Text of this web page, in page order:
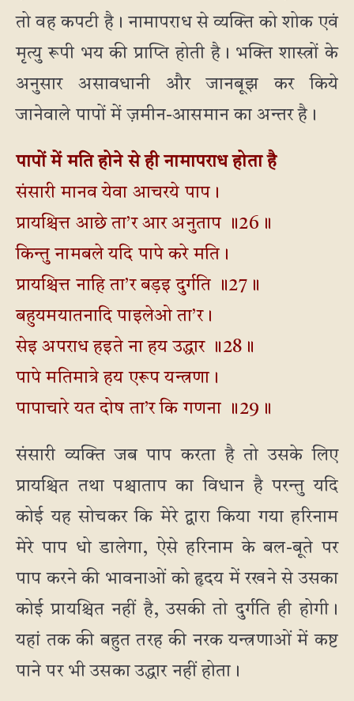
तो वह कपटी है। नामापराध से व्यक्ति को शोक एवं
मृत्यु रूपी भय की प्राप्ति होती है। भक्ति शास्त्रों के
अनुसार असावधानी और जानबूझ कर किये
जानेवाले पापों में ज़मीन-आसमान का अन्तर है।
पापों में मति होने से ही नामापराध होता है
संसारी मानव येवा आचरये पाप।
प्रायश्चित्त आछे ता’र आर अनुताप ॥26॥
किन्तु नामबले यदि पापे करे मति।
प्रायश्चित्त नाहि ता’र बड़इ दुर्गति ॥27॥
बहुयमयातनादि पाइलेओ ता’र।
सेइ अपराध हइते ना हय उद्धार ॥28॥
पापे मतिमात्रे हय एरूप यन्त्रणा।
पापाचारे यत दोष ता’र कि गणना ॥29॥
संसारी व्यक्ति जब पाप करता है तो उसके लिए
प्रायश्चित तथा पश्चाताप का विधान है परन्तु यदि
कोई यह सोचकर कि मेरे द्वारा किया गया हरिनाम
मेरे पाप धो डालेगा, ऐसे हरिनाम के बल-बूते पर
पाप करने की भावनाओं को हृदय में रखने से उसका
कोई प्रायश्चित नहीं है, उसकी तो दुर्गति ही होगी।
यहां तक की बहुत तरह की नरक यन्त्रणाओं में कष्ट
पाने पर भी उसका उद्धार नहीं होता।